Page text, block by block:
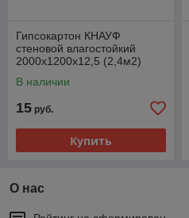
Гипсокартон КНАУФ
стеновой влагостойкий
2000х1200х12,5 (2,4м2)
В наличии
15 руб.
Купить
О нас